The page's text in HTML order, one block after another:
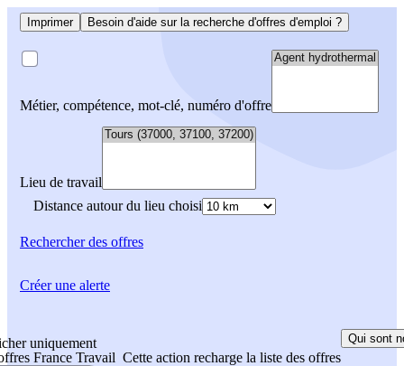
Imprimer Besoin d'aide sur la recherche d'offres d'emploi ?
Métier, compétence, mot-clé, numéro d'offre
Lieu de travail
Distance autour du lieu choisi
Rechercherdes offres
uniquement
France Travail Cette action recharge la liste des offres
Qui sont
Créer une alerte